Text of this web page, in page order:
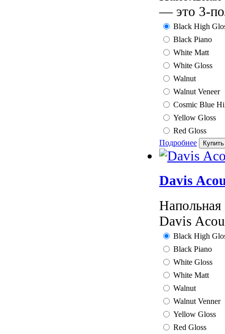
— это 3-
Black High
Black Piano
White Matt
White Gloss
Walnut
Walnut Veneer
Cosmic Blue
Yellow Gloss
Red Gloss
Подробнее
Davis
Davis
Black High
Black Piano
White Gloss
White Matt
Walnut
Walnut Venner
Yellow Gloss
Red Gloss